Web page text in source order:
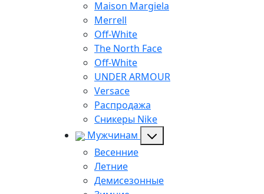
Maison Margiela
Merrell
Off-White
The North Face
Off-White
UNDER ARMOUR
Versace
Распродажа
Сникеры Nike
Мужчинам
Весенние
Летние
Демисезонные